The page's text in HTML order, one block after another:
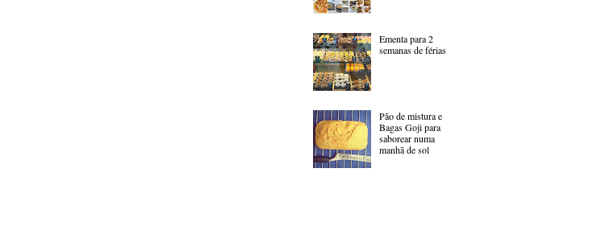
Ementa para 2
semanas de férias
Pão de mistura e
Bagas Goji para
saborear numa
manhã de sol